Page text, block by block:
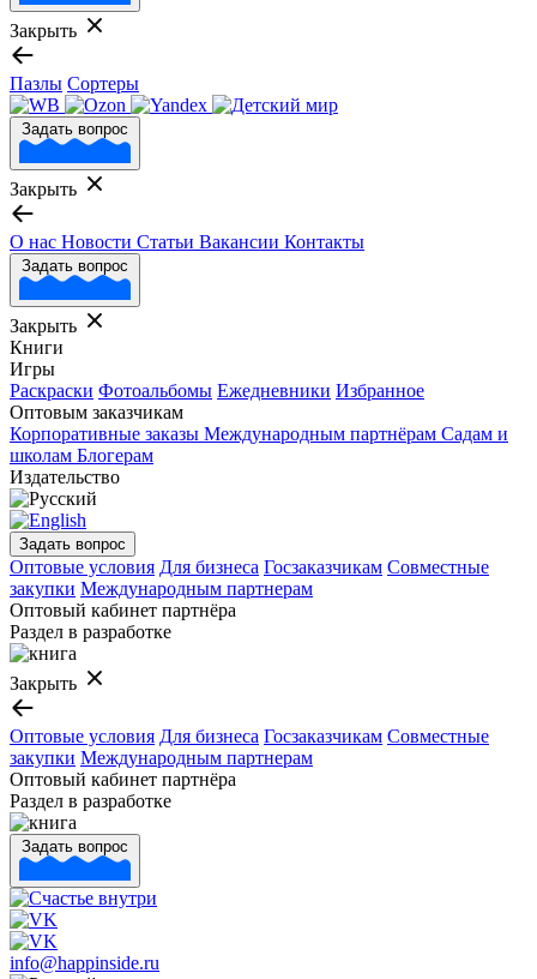
Закрыть
Пазлы Сортеры
Задать вопрос
Закрыть
О нас Новости Статьи Вакансии Контакты
Задать вопрос
Закрыть
Книги
Игры
Раскраски Фотоальбомы Ежедневники Избранное
Оптовым заказчикам
Корпоративные заказы Международным партнёрам Садам и
школам Блогерам
Издательство
Задать вопрос
Оптовые условия Для бизнеса Госзаказчикам Совместные
закупки Международным партнерам
Оптовый кабинет партнёра
Раздел в разработке
Закрыть
Оптовые условия Для бизнеса Госзаказчикам Совместные
закупки Международным партнерам
Оптовый кабинет партнёра
Раздел в разработке
Задать вопрос
info@happinside.ru